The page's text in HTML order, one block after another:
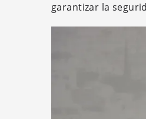
garantizar la